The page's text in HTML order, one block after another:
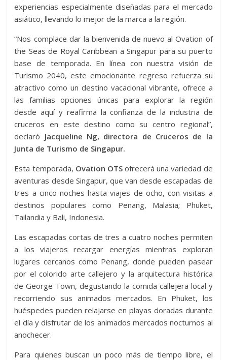
experiencias especialmente diseñadas para el mercado
asiático, llevando lo mejor de la marca a la región.
“Nos complace dar la bienvenida de nuevo al Ovation of
the Seas de Royal Caribbean a Singapur para su puerto
base de temporada. En línea con nuestra visión de
Turismo 2040, este emocionante regreso refuerza su
atractivo como un destino vacacional vibrante, ofrece a
las familias opciones únicas para explorar la región
desde aquí y reafirma la confianza de la industria de
cruceros en este destino como su centro regional”,
declaró Jacqueline Ng, directora de Cruceros de la
Junta de Turismo de Singapur.
Esta temporada, Ovation OTSofrecerá una variedad de
aventuras desde Singapur, que van desde escapadas de
tres a cinco noches hasta viajes de ocho, con visitas a
destinos populares como Penang, Malasia; Phuket,
Tailandia y Bali, Indonesia.
Las escapadas cortas de tres a cuatro noches permiten
a los viajeros recargar energías mientras exploran
lugares cercanos como Penang, donde pueden pasear
por el colorido arte callejero y la arquitectura histórica
de George Town, degustando la comida callejera local y
recorriendo sus animados mercados. En Phuket, los
huéspedes pueden relajarse en playas doradas durante
el día y disfrutar de los animados mercados nocturnos al
anochecer.
Para quienes buscan un poco más de tiempo libre, el